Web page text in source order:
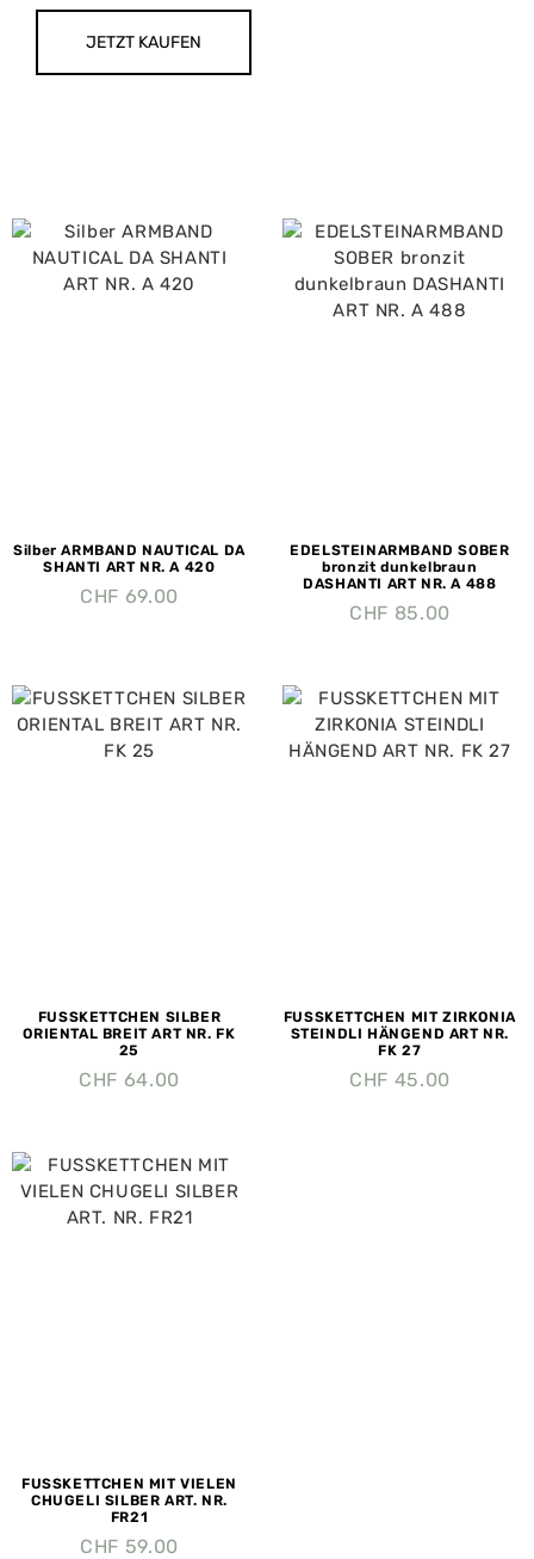
JETZT KAUFEN
Silber ARMBAND NAUTICAL DA
SHANTI ART NR. A 420
CHF 69.00
EDELSTEINARMBAND SOBER
bronzit dunkelbraun
DASHANTI ART NR. A 488
CHF 85.00
FUSSKETTCHEN SILBER
ORIENTAL BREIT ART NR. FK
25
CHF 64.00
FUSSKETTCHEN MIT ZIRKONIA
STEINDLI HÄNGEND ART NR.
FK 27
CHF 45.00
FUSSKETTCHEN MIT VIELEN
CHUGELI SILBER ART. NR.
FR21
CHF 59.00